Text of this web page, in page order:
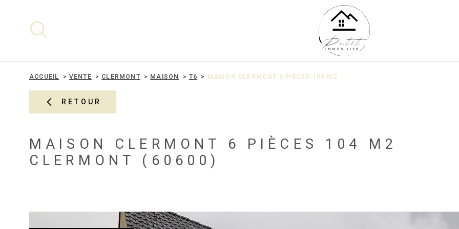
ACCUEIL VENTE CLERMONT MAISON T6 MAISON CLERMONT 6 PIECES 104 M2
RETOUR
MAISON CLERMONT 6 PIÈCES 104 M2
CLERMONT (60600)